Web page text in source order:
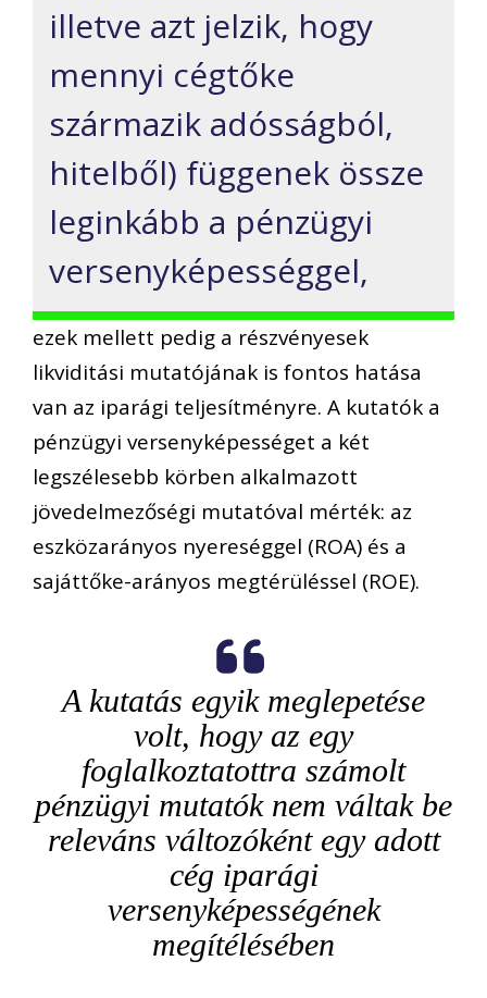
illetve azt jelzik, hogy
mennyi cégtőke
származik adósságból,
hitelből) függenek össze
leginkább a pénzügyi
versenyképességgel,
ezek mellett pedig a részvényesek
likviditási mutatójának is fontos hatása
van az iparági teljesítményre. A kutatók a
pénzügyi versenyképességet a két
legszélesebb körben alkalmazott
jövedelmezőségi mutatóval mérték: az
eszközarányos nyereséggel (ROA) és a
sajáttőke-arányos megtérüléssel (ROE).
A kutatás egyik meglepetése
volt, hogy az egy
foglalkoztatottra számolt
pénzügyi mutatók nem váltak be
releváns változóként egy adott
cég iparági
versenyképességének
megítélésében